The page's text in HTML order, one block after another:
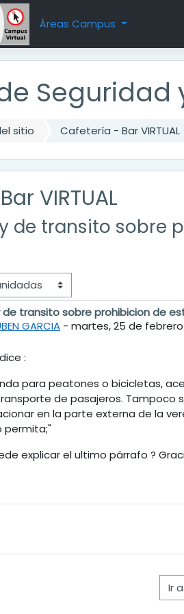
Áreas Campus
Seguridad
sitio Cafetería - Bar VIRTUAL
VIRTUAL
de transito sobre
de transito sobre prohibicion de
GARCIA - martes, 25 de febrero
0
:
para peatones o bicicletas,
de pasajeros. Tampoco
en la parte externa de la
permita;"
explicar el ultimo párrafo ?
Ir a...